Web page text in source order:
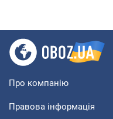
Про компанію
Правова інформація